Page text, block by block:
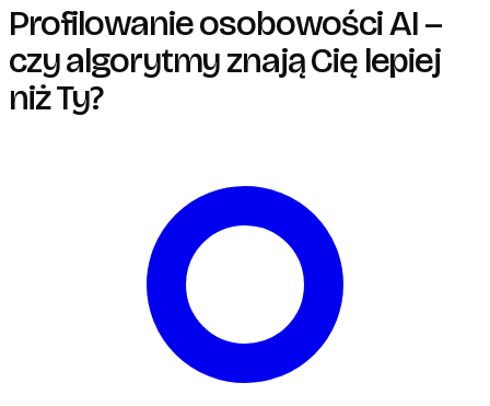
Profilowanie osobowości AI –
czy algorytmy znają Cię lepiej
niż Ty?